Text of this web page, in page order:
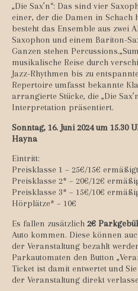
„Die Sax’n“: Das sind vier
einer, der die Damen in Schach
besteht das Ensemble aus zwei
Saxophon und einem Bariton-
Ganzen stehen
musikalische Reise durch
Jazz-Rhythmen bis zu
Repertoire umfasst bekannte
arrangierte Stücke, die „Die
Interpretation präsentiert.
Sonntag, 16. Juni 2024 um
Hayna
Eintritt:
Preisklasse 1 – 25€/15€
Preisklasse 2* – 20€/12€
Preisklasse 3* – 15€/10€
Hörplätze* – 10€
Es fallen zusätzlich 2€
Auto kommen. Diese können
der Veranstaltung bezahlt
Parkautomaten den Button
Ticket ist damit entwertet und
der Veranstaltung direkt